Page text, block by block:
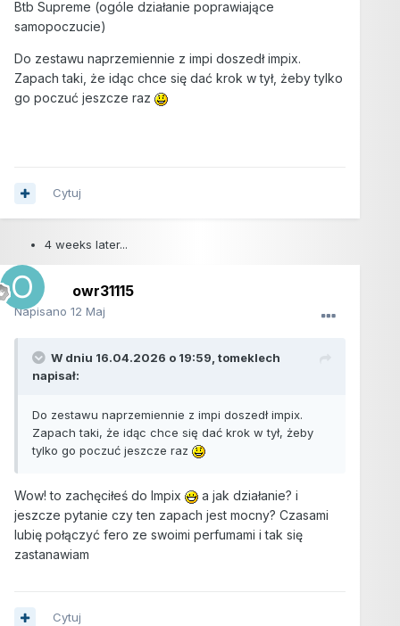
Btb Supreme (ogóle działanie poprawiające
samopoczucie)
Do zestawu naprzemiennie z impi doszedł impix.
Zapach taki, że idąc chce się dać krok w tył, żeby tylko
go poczuć jeszcze raz
Cytuj
4 weeks later...
owr31115
Napisano 12 Maj
W dniu 16.04.2026 o 19:59, tomeklech
napisał:
Do zestawu naprzemiennie z impi doszedł impix.
Zapach taki, że idąc chce się dać krok w tył, żeby
tylko go poczuć jeszcze raz
Wow! to zachęciłeś do Impix
a jak działanie? i
jeszcze pytanie czy ten zapach jest mocny? Czasami
lubię połączyć fero ze swoimi perfumami i tak się
zastanawiam
Cytuj